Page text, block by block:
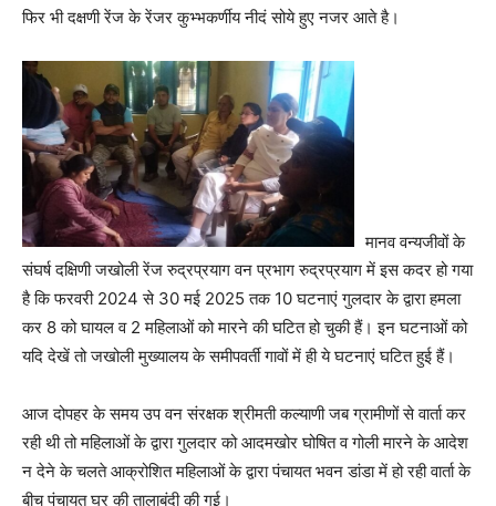
फिर भी दक्षणी रेंज के रेंजर कुभ्भकर्णीय नीदं सोये हुए नजर आते है।
मानव वन्यजीवों के
संघर्ष दक्षिणी जखोली रेंज रुद्रप्रयाग वन प्रभाग रुद्रप्रयाग में इस कदर हो गया
है कि फरवरी 2024 से 30 मई 2025 तक 10 घटनाएं गुलदार के द्वारा हमला
कर 8 को घायल व 2 महिलाओं को मारने की घटित हो चुकी हैं। इन घटनाओं को
यदि देखें तो जखोली मुख्यालय के समीपवर्ती गावों में ही ये घटनाएं घटित हुई हैं।
आज दोपहर के समय उप वन संरक्षक श्रीमती कल्याणी जब ग्रामीणों से वार्ता कर
रही थी तो महिलाओं के द्वारा गुलदार को आदमखोर घोषित व गोली मारने के आदेश
न देने के चलते आक्रोशित महिलाओं के द्वारा पंचायत भवन डांडा में हो रही वार्ता के
बीच पंचायत घर की तालाबंदी की गई।